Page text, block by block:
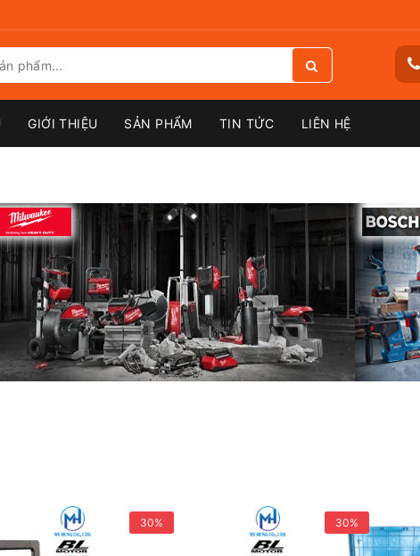
GIỚI THIỆU SẢN PHẨM TIN TỨC LIÊN HỆ
30% 30%